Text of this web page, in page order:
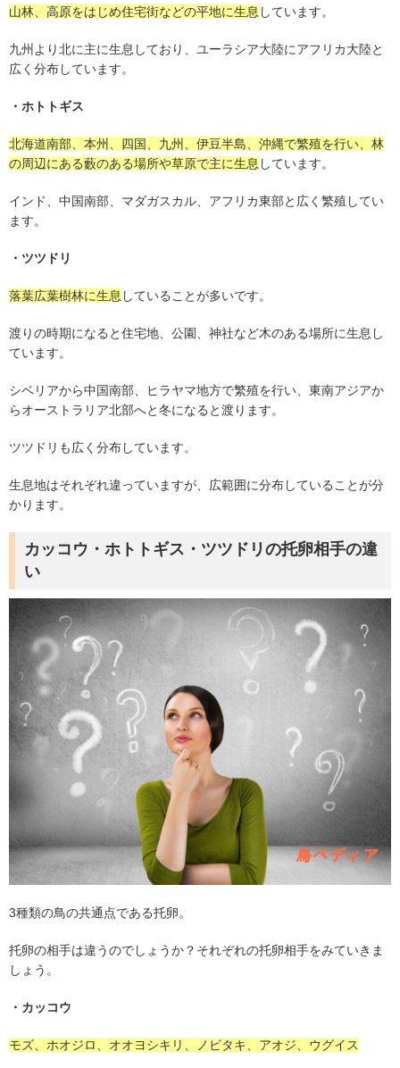
山林、高原をはじめ住宅街などの平地に生息 しています。
九州より北に主に生息しており、ユーラシア大陸にアフリカ大陸と
広く分布しています。
・ホトトギス
北海道南部、本州、四国、九州、伊豆半島、沖縄で繁殖を行い、林
の周辺にある藪のある場所や草原で主に生息 しています。
インド、中国南部、マダガスカル、アフリカ東部と広く繁殖してい
ます。
・ツツドリ
落葉広葉樹林に生息 していることが多いです。
渡りの時期になると住宅地、公園、神社など木のある場所に生息し
ています。
シベリアから中国南部、ヒラヤマ地方で繁殖を行い、東南アジアか
らオーストラリア北部へと冬になると渡ります。
ツツドリも広く分布しています。
生息地はそれぞれ違っていますが、広範囲に分布していることが分
かります。
カッコウ・ホトトギス・ツツドリの托卵相手の違
い
3種類の鳥の共通点である托卵。
托卵の相手は違うのでしょうか？それぞれの托卵相手をみていきま
しょう。
・カッコウ
モズ、ホオジロ、オオヨシキリ、ノビタキ、アオジ、ウグイス